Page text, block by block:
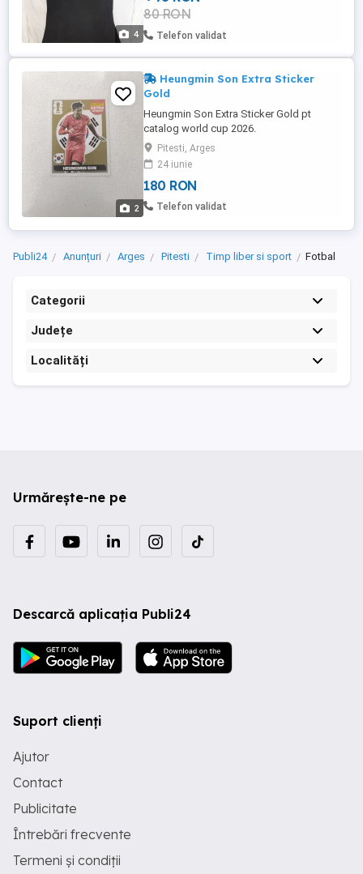
4
80 RON
Telefon validat
2
Heungmin Son Extra Sticker
Gold
Heungmin Son Extra Sticker Gold pt
catalog world cup 2026.
Pitesti, Arges
24 iunie
180 RON
Telefon validat
Publi24 Anunțuri Arges Pitesti Timp liber si sport Fotbal
Categorii
Județe
Localități
Urmărește-ne pe
Descarcă aplicația Publi24
Suport clienți
Ajutor
Contact
Publicitate
Întrebări frecvente
Termeni și condiții